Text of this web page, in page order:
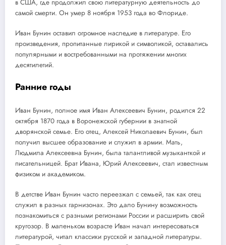
в США, где продолжил свою литературную деятельность до
самой смерти. Он умер 8 ноября 1953 года во Флориде.
Иван Бунин оставил огромное наследие в литературе. Его
произведения, пропитанные лирикой и символикой, оставались
популярными и востребованными на протяжении многих
десятилетий.
Ранние годы
Иван Бунин, полное имя Иван Алексеевич Бунин, родился 22
октября 1870 года в Воронежской губернии в знатной
дворянской семье. Его отец, Алексей Николаевич Бунин, был
получил высшее образование и служил в армии. Мать,
Людмила Алексеевна Бунин, была талантливой музыканткой и
писательницей. Брат Ивана, Юрий Алексеевич, стал известным
физиком и академиком.
В детстве Иван Бунин часто переезжал с семьей, так как отец
служил в разных гарнизонах. Это дало Бунину возможность
познакомиться с разными регионами России и расширить свой
кругозор. В маленьком возрасте Иван начал интересоваться
литературой, читал классики русской и западной литературы.